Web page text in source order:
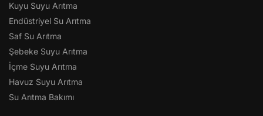
Kuyu Suyu Arıtma
Endüstriyel Su Arıtma
Saf Su Arıtma
Şebeke Suyu Arıtma
İçme Suyu Arıtma
Havuz Suyu Arıtma
Su Arıtma Bakımı